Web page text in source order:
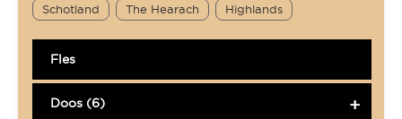
Schotland The Hearach Highlands
Fles
Doos (6)